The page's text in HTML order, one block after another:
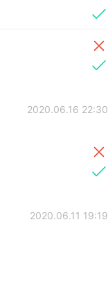
2020.06.16 22:30
2020.06.11 19:19